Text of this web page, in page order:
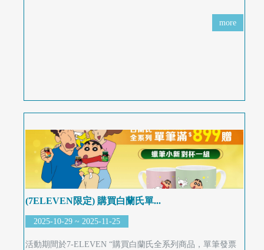
more
(7ELEVEN限定) 購買白蘭氏單...
2025-10-29 ~ 2025-11-25
活動期間於7-ELEVEN “購買白蘭氏全系列商品，單筆發票